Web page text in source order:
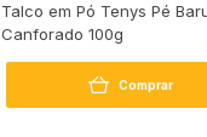
Talco em Pó Tenys Pé
Canforado 100g
Comprar